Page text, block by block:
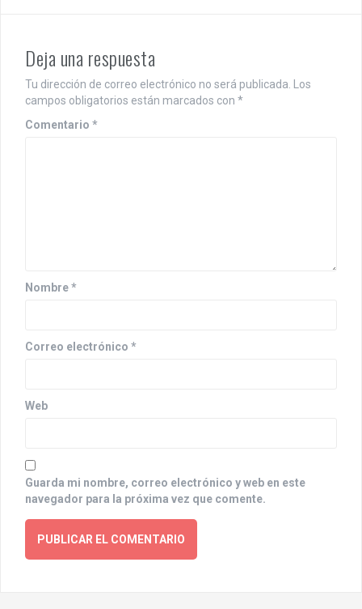
Deja una respuesta
Tu dirección de correo electrónico no será publicada. Los
campos obligatorios están marcados con *
Comentario *
Nombre*
Correo electrónico *
Web
Guarda mi nombre, correo electrónico y web en este
navegador para la próxima vez que comente.